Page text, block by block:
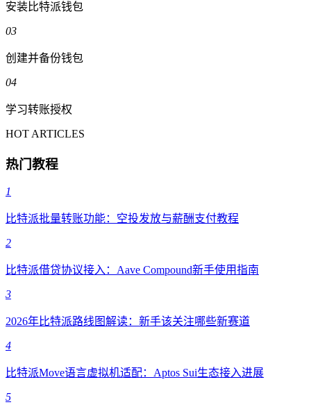
安装比特派钱包
03
创建并备份钱包
04
学习转账授权
HOT ARTICLES
热门教程
1
比特派批量转账功能：空投发放与薪酬支付教程
2
比特派借贷协议接入：Aave Compound新手使用指南
3
2026年比特派路线图解读：新手该关注哪些新赛道
4
比特派Move语言虚拟机适配：Aptos Sui生态接入进展
5